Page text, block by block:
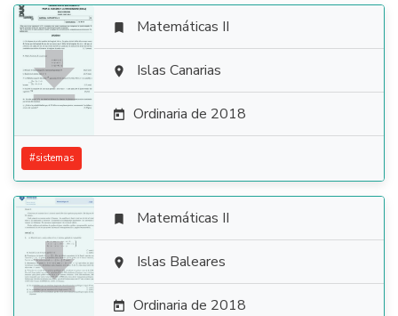

 Matemáticas II
 Islas Canarias
 Ordinaria de 2018
#sistemas

 Matemáticas II
 Islas Baleares
 Ordinaria de 2018